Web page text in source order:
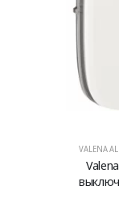
VALENA